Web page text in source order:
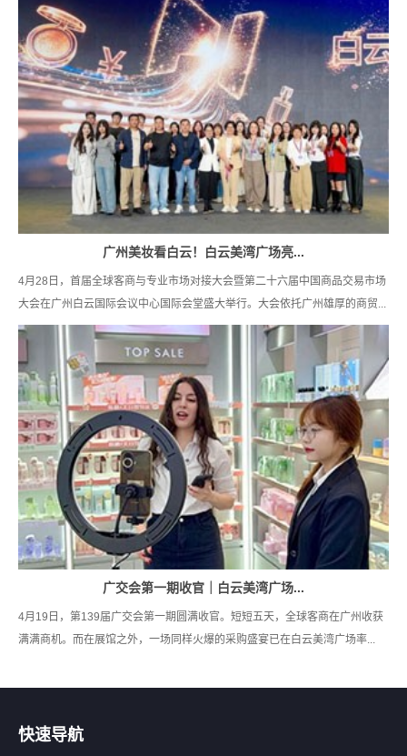
广州美妆看白云！白云美湾广场亮...
4月28日，首届全球客商与专业市场对接大会暨第二十六届中国商品交易市场
大会在广州白云国际会议中心国际会堂盛大举行。大会依托广州雄厚的商贸...
广交会第一期收官｜白云美湾广场...
4月19日，第139届广交会第一期圆满收官。短短五天，全球客商在广州收获
满满商机。而在展馆之外，一场同样火爆的采购盛宴已在白云美湾广场率...
快速导航